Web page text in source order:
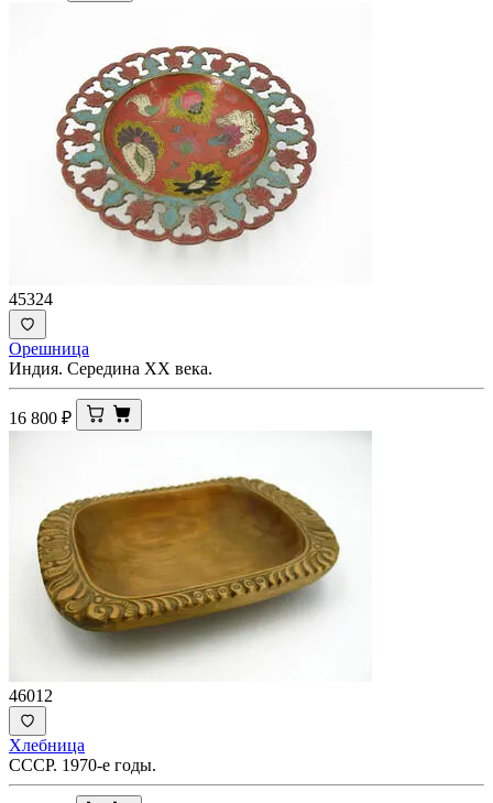
45324
Орешница
Индия. Середина ХХ века.
16 800 ₽
46012
Хлебница
СССР. 1970-е годы.